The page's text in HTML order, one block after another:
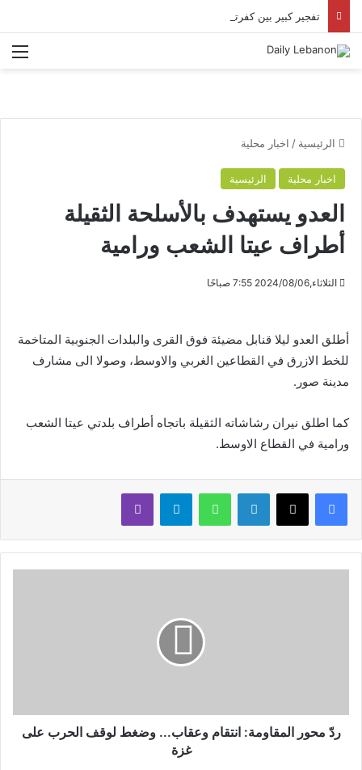
الرئيسية / اخبار محلية
اخبار محلية الرئيسية
العدو يستهدف بالأسلحة الثقيلة
أطراف عيتا الشعب ورامية
الثلاثاء,2024/08/06 7:55 صباحًا
أطلق العدو ليلا قنابل مضيئة فوق القرى والبلدات الجنوبية المتاخمة
للخط الازرق في القطاعين الغربي والاوسط، وصولا الى مشارف
مدينة صور.
كما اطلق نيران رشاشاته الثقيلة باتجاه أطراف بلدتي عيتا الشعب
ورامية في القطاع الاوسط.
لينكدإن واتساب تيلقرام ڤايبر
ردّ محور المقاومة: انتقام وعقاب... وضغط لوقف الحرب على
غزة